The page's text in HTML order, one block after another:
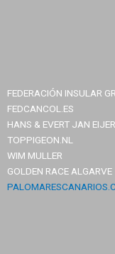
FEDERACIÓN INSULAR
FEDCANCOL.ES
HANS & EVERT JAN
TOPPIGEON.NL
WIM MULLER
GOLDEN RACE ALGARVE